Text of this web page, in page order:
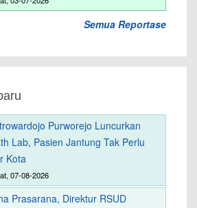
Semua Reportase
Purworejo Luncurkan
Lab, Pasien Jantung Tak Perlu
Kota
07-08-2026
Prasarana, Direktur RSUD